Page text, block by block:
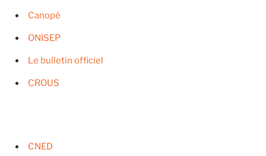
Canopé
ONISEP
Le bulletin officiel
CROUS
CNED